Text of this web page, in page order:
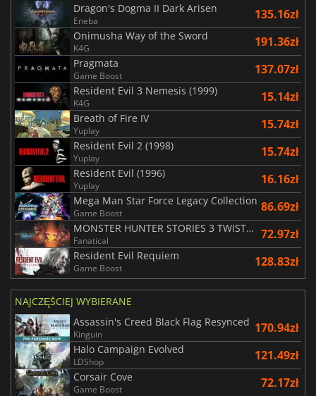
Dragon's Dogma II Dark Arisen
Eneba 135.16zł
Onimusha Way of the Sword
K4G 191.36zł
Pragmata
Game Boost 137.07zł
Resident Evil 3 Nemesis (1999)
K4G 15.14zł
Breath of Fire IV
Yuplay 15.74zł
Resident Evil 2 (1998)
Yuplay 15.74zł
Resident Evil (1996)
Yuplay 16.16zł
Mega Man Star Force Legacy Collection
Game Boost 86.69zł
MONSTER HUNTER STORIES 3 TWISTED REFLECTION
Fanatical 72.97zł
Resident Evil Requiem
Game Boost 128.83zł
NAJCZĘŚCIEJ WYBIERANE
Assassin's Creed Black Flag Resynced
Kinguin 170.94zł
Halo Campaign Evolved
LDShop 121.49zł
Corsair Cove
Game Boost 72.17zł